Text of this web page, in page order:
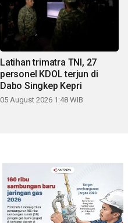
Latihan trimatra TNI, 27
personel KDOL terjun di
Dabo Singkep Kepri
05 August 2026 1:48 WIB